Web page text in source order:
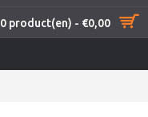
0 product(en) - €0,00